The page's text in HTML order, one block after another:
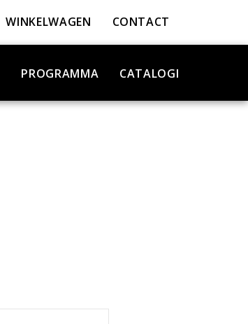
WINKELWAGEN CONTACT
PROGRAMMA CATALOGI